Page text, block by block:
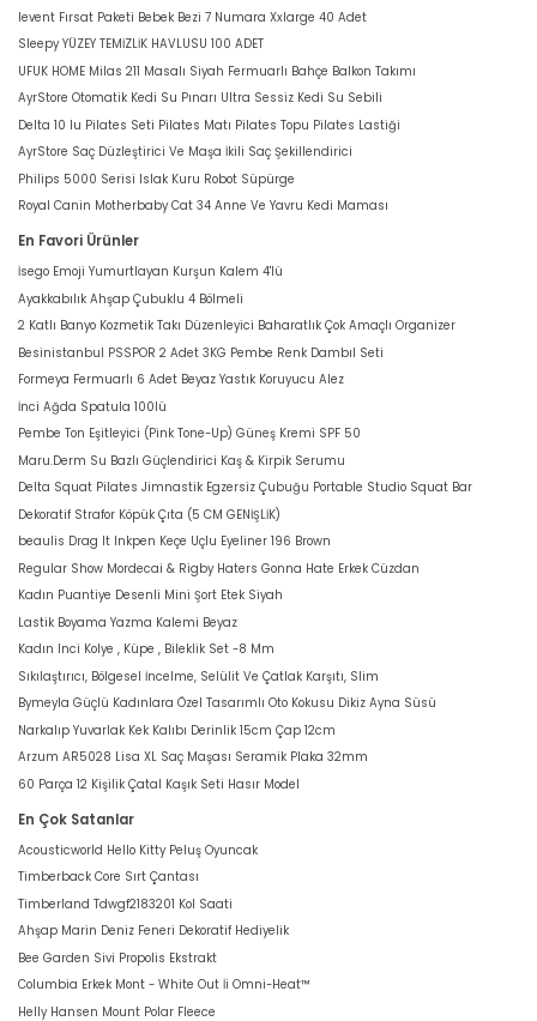
levent Fırsat Paketi Bebek Bezi 7 Numara Xxlarge 40 Adet
Sleepy YÜZEY TEMİZLİK HAVLUSU 100 ADET
UFUK HOME Milas 211 Masalı Siyah Fermuarlı Bahçe Balkon Takımı
AyrStore Otomatik Kedi Su Pınarı Ultra Sessiz Kedi Su Sebili
Delta 10 lu Pilates Seti Pilates Matı Pilates Topu Pilates Lastiği
AyrStore Saç Düzleştirici Ve Maşa İkili Saç Şekillendirici
Philips 5000 Serisi Islak Kuru Robot Süpürge
Royal Canin Motherbaby Cat 34 Anne Ve Yavru Kedi Maması
En Favori Ürünler
İsego Emoji Yumurtlayan Kurşun Kalem 4'lü
Ayakkabılık Ahşap Çubuklu 4 Bölmeli
2 Katlı Banyo Kozmetik Takı Düzenleyici Baharatlık Çok Amaçlı Organizer
Besinistanbul PSSPOR 2 Adet 3KG Pembe Renk Dambıl Seti
Formeya Fermuarlı 6 Adet Beyaz Yastık Koruyucu Alez
İnci Ağda Spatula 100lü
Pembe Ton Eşitleyici (Pink Tone-Up) Güneş Kremi SPF 50
Maru.Derm Su Bazlı Güçlendirici Kaş & Kirpik Serumu
Delta Squat Pilates Jimnastik Egzersiz Çubuğu Portable Studio Squat Bar
Dekoratif Strafor Köpük Çıta (5 CM GENİŞLİK)
beaulis Drag It Inkpen Keçe Uçlu Eyeliner 196 Brown
Regular Show Mordecai & Rigby Haters Gonna Hate Erkek Cüzdan
Kadın Puantiye Desenli Mini Şort Etek Siyah
Lastik Boyama Yazma Kalemi Beyaz
Kadın Inci Kolye , Küpe , Bileklik Set -8 Mm
Sıkılaştırıcı, Bölgesel İncelme, Selülit Ve Çatlak Karşıtı, Slim
Bymeyla Güçlü Kadınlara Özel Tasarımlı Oto Kokusu Dikiz Ayna Süsü
Narkalıp Yuvarlak Kek Kalıbı Derinlik 15cm Çap 12cm
Arzum AR5028 Lisa XL Saç Maşası Seramik Plaka 32mm
60 Parça 12 Kişilik Çatal Kaşık Seti Hasır Model
En Çok Satanlar
Acousticworld Hello Kitty Peluş Oyuncak
Timberback Core Sırt Çantası
Timberland Tdwgf2183201 Kol Saati
Ahşap Marin Deniz Feneri Dekoratif Hediyelik
Bee Garden Sivi Propolis Ekstrakt
Columbia Erkek Mont - White Out İi Omni-Heat™
Helly Hansen Mount Polar Fleece